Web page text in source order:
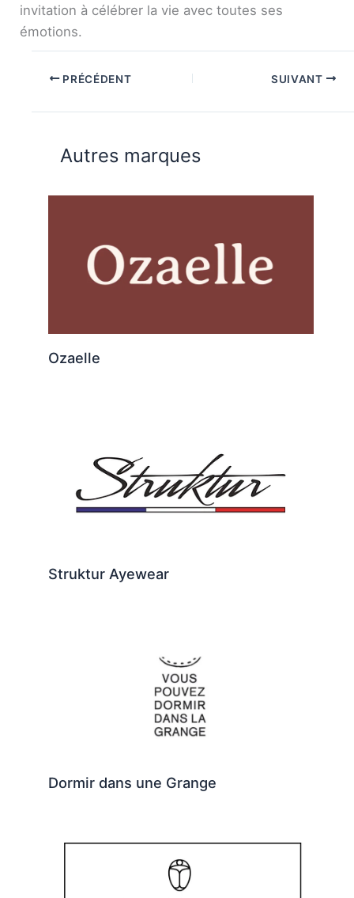
invitation à célébrer la vie avec toutes ses
émotions.
PRÉCÉDENT SUIVANT
Autres marques
Ozaelle
Struktur Ayewear
Dormir dans une Grange